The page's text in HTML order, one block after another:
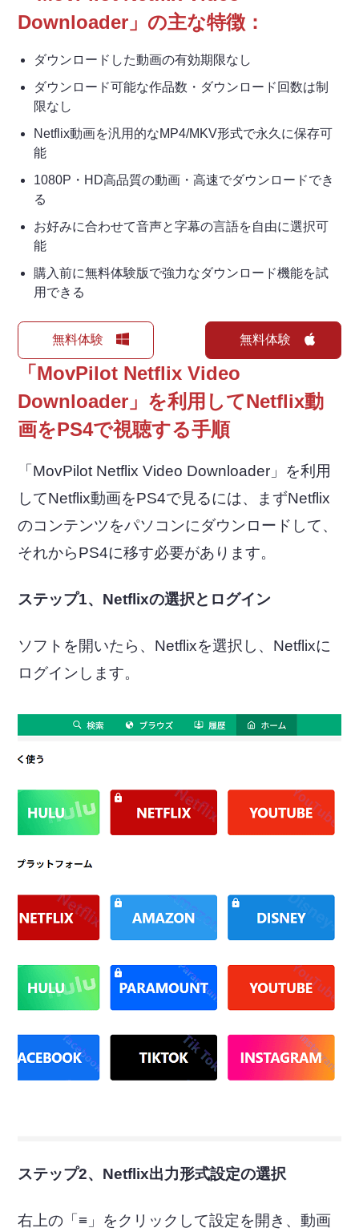
Downloader」の主な特徴：
ダウンロードした動画の有効期限なし
ダウンロード可能な作品数・ダウンロード回数は制
限なし
Netflix動画を汎用的なMP4/MKV形式で永久に保存可
能
1080P・HD高品質の動画・高速でダウンロードでき
る
お好みに合わせて音声と字幕の言語を自由に選択可
能
購入前に無料体験版で強力なダウンロード機能を試
用できる
無料体験 無料体験
「MovPilot Netflix Video
Downloader」を利用してNetflix動
画をPS4で視聴する手順
「MovPilot Netflix Video Downloader」を利用
してNetflix動画をPS4で見るには、まずNetflix
のコンテンツをパソコンにダウンロードして、
それからPS4に移す必要があります。
ステップ1、Netflixの選択とログイン
ソフトを開いたら、Netflixを選択し、Netflixに
ログインします。
ステップ2、Netflix出力形式設定の選択
右上の「≡」をクリックして設定を開き、動画